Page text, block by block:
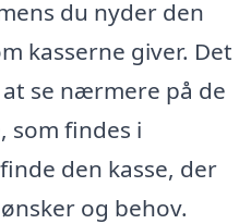
du nyder den
kasserne giver. Det
se nærmere på de
som findes i
den kasse, der
og behov.